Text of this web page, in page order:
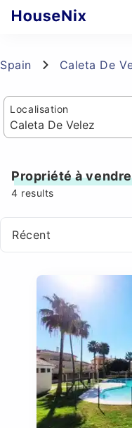
Spain Caleta De
Localisation
Propriété à
4 results
Récent